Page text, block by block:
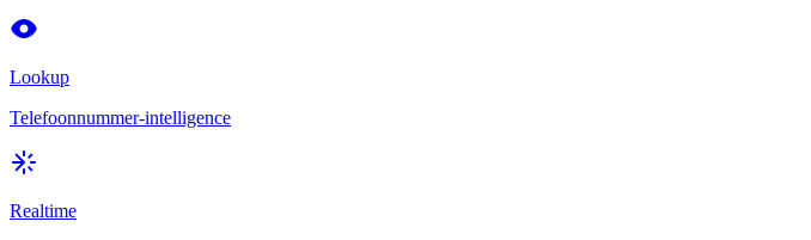
Lookup
Telefoonnummer-intelligence
Realtime